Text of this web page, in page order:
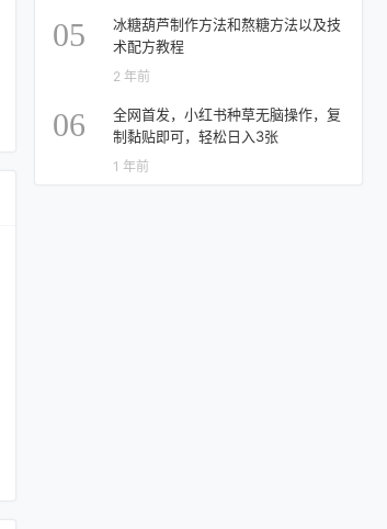
05
冰糖葫芦制作方法和熬糖方法以及技
术配方教程
2 年前
06
全网首发，小红书种草无脑操作，复
制黏贴即可，轻松日入3张
1 年前